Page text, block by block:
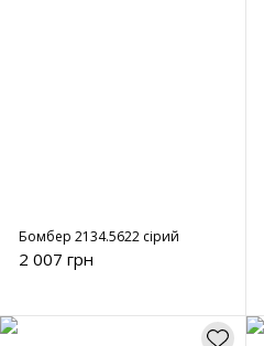
Бомбер 2134.5622 сірий
2 007 грн